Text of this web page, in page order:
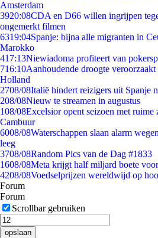
Amsterdam
3920:08CDA en D66 willen ingrijpen
ongemerkt filmen
6319:04Spanje: bijna alle migranten in
Marokko
417:13Niewiadoma profiteert van
716:10Aanhoudende droogte
Holland
2708/08Italië hindert reizigers uit Spanje
208/08Nieuw te streamen in augustus
108/08Excelsior opent seizoen met ruime
Cambuur
6008/08Waterschappen slaan alarm
leeg
3708/08Random Pics van de Dag #1833
1608/08Meta krijgt half miljard boete
4208/08Voedselprijzen wereldwijd op
Forum
Forum
Scrollbar gebruiken
opslaan